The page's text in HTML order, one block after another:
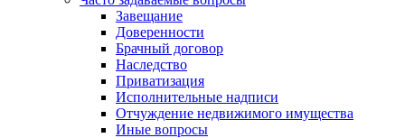
Завещание
Доверенности
Брачный договор
Наследство
Приватизация
Исполнительные надписи
Отчуждение недвижимого имущества
Иные вопросы